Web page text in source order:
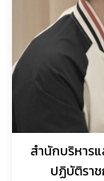
สำนักบริหาร
ปฏิบัติรา